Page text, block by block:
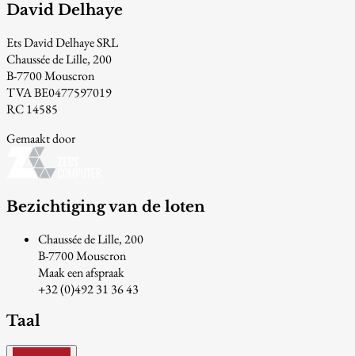
David Delhaye
Ets David Delhaye SRL
Chaussée de Lille, 200
B-7700 Mouscron
TVA BE0477597019
RC 14585
Gemaakt door
Bezichtiging van de loten
Chaussée de Lille, 200
B-7700 Mouscron
Maak een afspraak
+32 (0)492 31 36 43
Taal